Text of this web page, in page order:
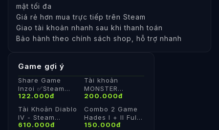
mật tối đa
Giá rẻ hơn mua trực tiếp trên Steam
Giao tài khoản nhanh sau khi thanh toán
Bảo hành theo chính sách shop, hỗ trợ nhanh
Game gợi ý
Share Game
Inzoi ✅Steam
✅Tk cá nhân
✅Việt Hoá
122.000đ
Tài khoản
MONSTER
HUNTER RISE
thông tin 🔥 Mail
đổi
200.000đ
Tài Khoản Diablo
IV - Steam
Online + Mail
610.000đ
Combo 2 Game
Hades I + II Full
DLC | Share
150.000đ